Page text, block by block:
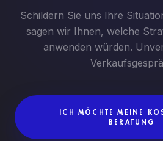
Schildern Sie uns Ihre
sagen wir Ihnen, welche
anwenden würden.
ICH MÖCHTE MEINE
BERATUNG